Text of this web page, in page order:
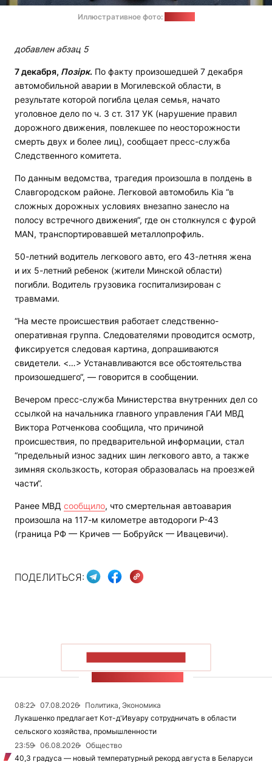
Иллюстративное фото:
добавлен абзац 5
7 декабря, Позірк. По факту произошедшей 7 декабря
автомобильной аварии в Могилевской области, в
результате которой погибла целая семья, начато
уголовное дело по ч. 3 ст. 317 УК (нарушение правил
дорожного движения, повлекшее по неосторожности
смерть двух и более лиц), сообщает пресс-служба
Следственного комитета.
По данным ведомства, трагедия произошла в полдень в
Славгородском районе. Легковой автомобиль Kia “в
сложных дорожных условиях внезапно занесло на
полосу встречного движения“, где он столкнулся с фурой
MAN, транспортировавшей металлопрофиль.
50-летний водитель легкового авто, его 43-летняя жена
и их 5-летний ребенок (жители Минской области)
погибли. Водитель грузовика госпитализирован с
травмами.
“На месте происшествия работает следственно-
оперативная группа. Следователями проводится осмотр,
фиксируется следовая картина, допрашиваются
свидетели. <…> Устанавливаются все обстоятельства
произошедшего“, — говорится в сообщении.
Вечером пресс-служба Министерства внутренних дел со
ссылкой на начальника главного управления ГАИ МВД
Виктора Ротченкова сообщила, что причиной
происшествия, по предварительной информации, стал
“предельный износ задних шин легкового авто, а также
зимняя скользкость, которая образовалась на проезжей
части“.
Ранее МВД сообщило, что смертельная автоавария
произошла на 117-м километре автодороги Р-43
(граница РФ — Кричев — Бобруйск — Ивацевичи).
ПОДЕЛИТЬСЯ:
08:22 07.08.2026
Политика, Экономика
Лукашенко предлагает Кот-д'Ивуару сотрудничать в области
сельского хозяйства, промышленности
23:59
06.08.2026
Общество
40,3 градуса — новый температурный рекорд августа в Беларуси